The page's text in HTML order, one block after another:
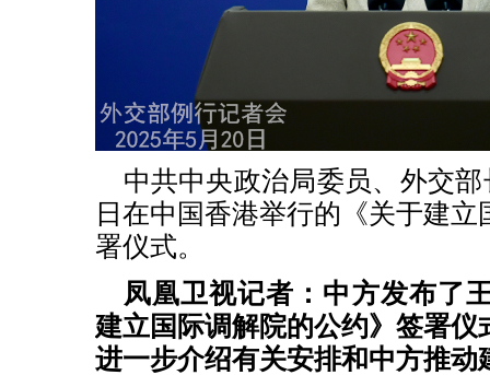
中共中央政治局委员、外交
日在中国香港举行的《关于建
署仪式。
凤凰卫视记者：中方发布了
建立国际调解院的公约》签署仪
进一步介绍有关安排和中方推动